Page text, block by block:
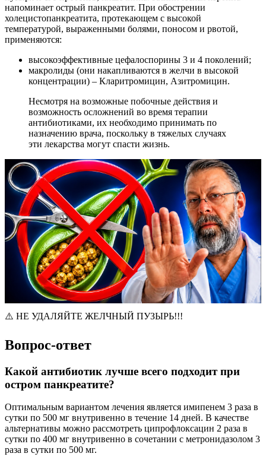
напоминает острый панкреатит. При обострении
холецистопанкреатита, протекающем с высокой
температурой, выраженными болями, поносом и рвотой,
применяются:
высокоэффективные цефалоспорины 3 и 4 поколений;
макролиды (они накапливаются в желчи в высокой
концентрации) – Кларитромицин, Азитромицин.
Несмотря на возможные побочные действия и
возможность осложнений во время терапии
антибиотиками, их необходимо принимать по
назначению врача, поскольку в тяжелых случаях
эти лекарства могут спасти жизнь.
⚠️ НЕ УДАЛЯЙТЕ ЖЕЛЧНЫЙ ПУЗЫРЬ!!!
Вопрос-ответ
Какой антибиотик лучше всего подходит при
остром панкреатите?
Оптимальным вариантом лечения является имипенем 3 раза в
сутки по 500 мг внутривенно в течение 14 дней. В качестве
альтернативы можно рассмотреть ципрофлоксацин 2 раза в
сутки по 400 мг внутривенно в сочетании с метронидазолом 3
раза в сутки по 500 мг.